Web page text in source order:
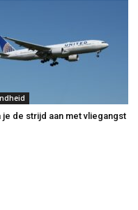
je de strijd aan met vliegangst